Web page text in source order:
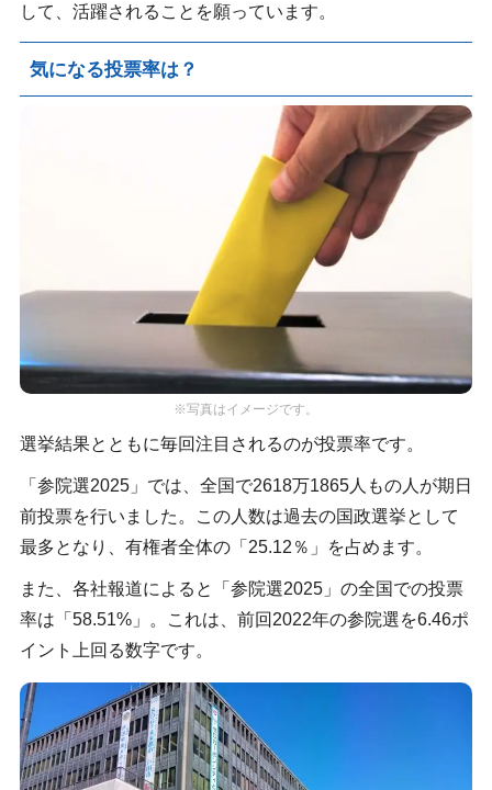
して、活躍されることを願っています。
気になる投票率は？
※写真はイメージです。
選挙結果とともに毎回注目されるのが投票率です。
「参院選2025」では、全国で2618万1865人もの人が期日
前投票を行いました。この人数は過去の国政選挙として
最多となり、有権者全体の「25.12％」を占めます。
また、各社報道によると「参院選2025」の全国での投票
率は「58.51%」。これは、前回2022年の参院選を6.46ポ
イント上回る数字です。